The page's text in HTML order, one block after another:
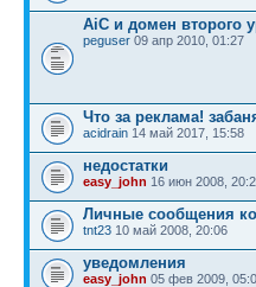
AiC и домен второго
peguser 09 апр 2010, 01:27
Что за реклама!
acidrain 14 май 2017, 15:58
недостатки
easy_john 16 июн 2008,
Личные сообщения
tnt23 10 май 2008, 20:06
уведомления
easy_john 05 фев 2009,